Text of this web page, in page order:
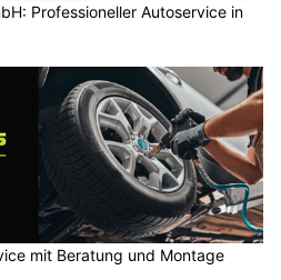
Professioneller Autoservice in
mit Beratung und Montage